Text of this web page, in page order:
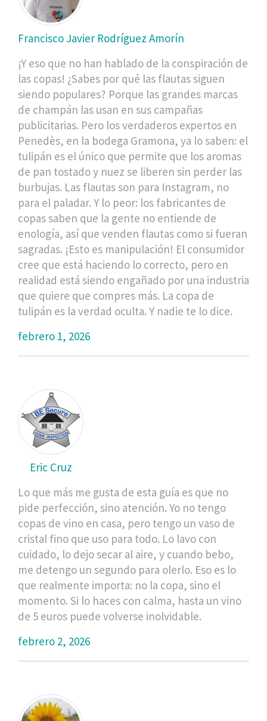
Francisco Javier Rodríguez Amorín
¡Y eso que no han hablado de la conspiración de
las copas! ¿Sabes por qué las flautas siguen
siendo populares? Porque las grandes marcas
de champán las usan en sus campañas
publicitarias. Pero los verdaderos expertos en
Penedès, en la bodega Gramona, ya lo saben: el
tulipán es el único que permite que los aromas
de pan tostado y nuez se liberen sin perder las
burbujas. Las flautas son para Instagram, no
para el paladar. Y lo peor: los fabricantes de
copas saben que la gente no entiende de
enología, así que venden flautas como si fueran
sagradas. ¡Esto es manipulación! El consumidor
cree que está haciendo lo correcto, pero en
realidad está siendo engañado por una industria
que quiere que compres más. La copa de
tulipán es la verdad oculta. Y nadie te lo dice.
febrero 1, 2026
Eric Cruz
Lo que más me gusta de esta guía es que no
pide perfección, sino atención. Yo no tengo
copas de vino en casa, pero tengo un vaso de
cristal fino que uso para todo. Lo lavo con
cuidado, lo dejo secar al aire, y cuando bebo,
me detengo un segundo para olerlo. Eso es lo
que realmente importa: no la copa, sino el
momento. Si lo haces con calma, hasta un vino
de 5 euros puede volverse inolvidable.
febrero 2, 2026